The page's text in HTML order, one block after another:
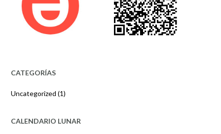
CATEGORÍAS
Uncategorized (1)
CALENDARIO LUNAR